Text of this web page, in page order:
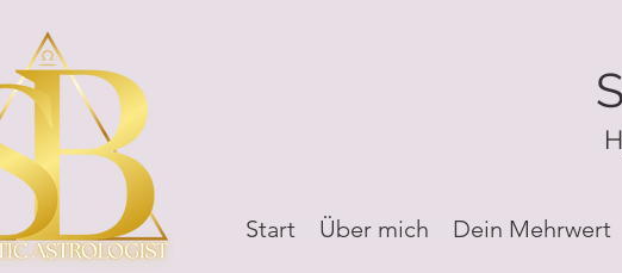
Start Über mich Dein Mehrwert